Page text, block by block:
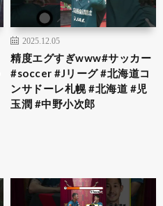
2025.12.05
精度エグすぎwww#サッカー
#soccer #Jリーグ #北海道コ
ンサドーレ札幌 #北海道 #児
玉潤 #中野小次郎